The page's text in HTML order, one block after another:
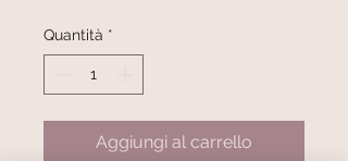
Quantità *
Aggiungi al carrello